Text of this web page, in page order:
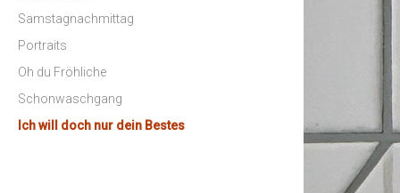
Samstagnachmittag
Portraits
Oh du Fröhliche
Schonwaschgang
Ich will doch nur dein Bestes